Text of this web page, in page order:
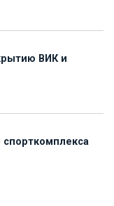
ВИК и
спорткомплекса